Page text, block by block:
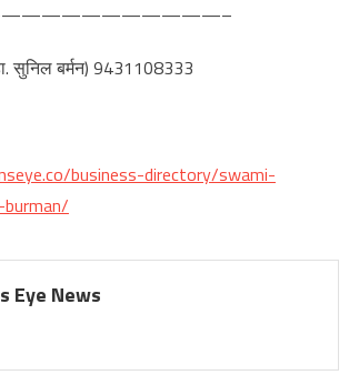
सुनिल बर्मन) 9431108333
business-directory/swami-
Eye News